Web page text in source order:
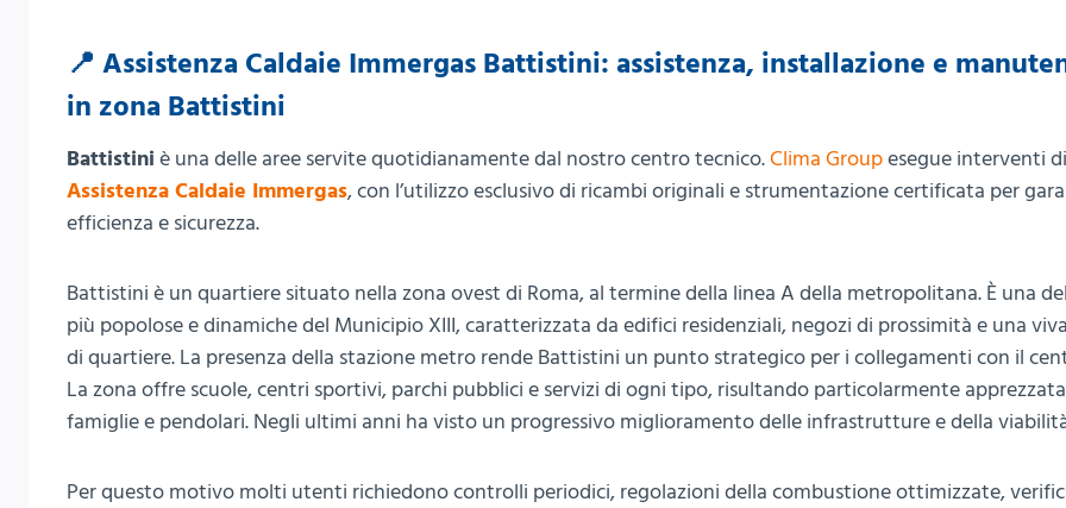
📍 Assistenza Caldaie Immergas Battistini: assistenza, installazione e
in zona Battistini
Battistini è una delle aree servite quotidianamente dal nostro centro tecnico.Clima Groupesegue interventi di
Assistenza Caldaie Immergas, con l’utilizzo esclusivo di ricambi originali e strumentazione certificata per
efficienza e sicurezza.
Battistini è un quartiere situato nella zona ovest di Roma, al termine della linea A della metropolitana. È una
più popolose e dinamiche del Municipio XIII, caratterizzata da edifici residenziali, negozi di prossimità e una
di quartiere. La presenza della stazione metro rende Battistini un punto strategico per i collegamenti con il
La zona offre scuole, centri sportivi, parchi pubblici e servizi di ogni tipo, risultando particolarmente
famiglie e pendolari. Negli ultimi anni ha visto un progressivo miglioramento delle infrastrutture e della
Per questo motivo molti utenti richiedono controlli periodici, regolazioni della combustione ottimizzate,